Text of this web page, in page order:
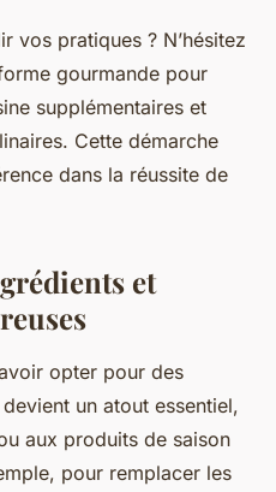
vos pratiques ? N’hésitez
gourmande pour
supplémentaires et
Cette démarche
dans la réussite de
et
opter pour des
un atout essentiel,
aux produits de saison
pour remplacer les